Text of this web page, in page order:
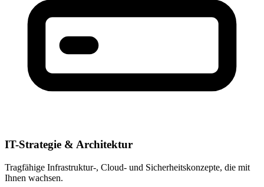
IT-Strategie & Architektur
Tragfähige Infrastruktur-, Cloud- und Sicherheitskonzepte, die mit
Ihnen wachsen.